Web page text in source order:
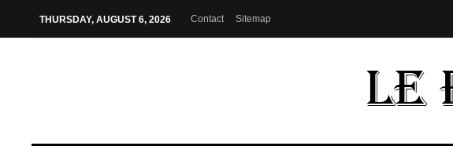
THURSDAY, AUGUST 6, 2026 Contact Sitemap